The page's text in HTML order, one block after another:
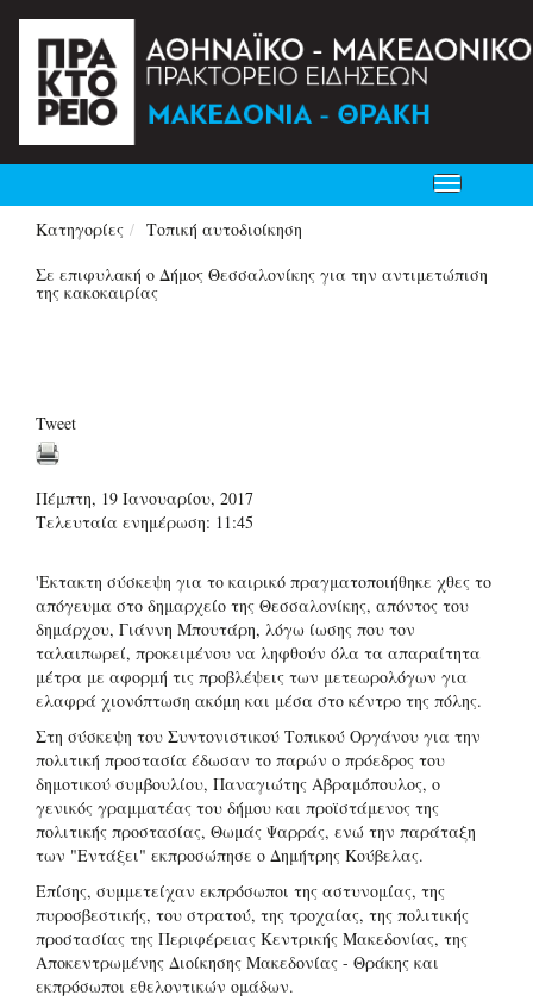
Toggle
navigation
Κατηγορίες
Τοπική αυτοδιοίκηση
Σε επιφυλακή ο Δήμος Θεσσαλονίκης για την αντιμετώπιση
της κακοκαιρίας
Tweet
Πέμπτη, 19 Ιανουαρίου, 2017
Τελευταία ενημέρωση: 11:45
'Εκτακτη σύσκεψη για το καιρικό πραγματοποιήθηκε χθες το
απόγευμα στο δημαρχείο της Θεσσαλονίκης, απόντος του
δημάρχου, Γιάννη Μπουτάρη, λόγω ίωσης που τον
ταλαιπωρεί, προκειμένου να ληφθούν όλα τα απαραίτητα
μέτρα με αφορμή τις προβλέψεις των μετεωρολόγων για
ελαφρά χιονόπτωση ακόμη και μέσα στο κέντρο της πόλης.
Στη σύσκεψη του Συντονιστικού Τοπικού Οργάνου για την
πολιτική προστασία έδωσαν το παρών ο πρόεδρος του
δημοτικού συμβουλίου, Παναγιώτης Αβραμόπουλος, ο
γενικός γραμματέας του δήμου και προϊστάμενος της
πολιτικής προστασίας, Θωμάς Ψαρράς, ενώ την παράταξη
των "Εντάξει" εκπροσώπησε ο Δημήτρης Κούβελας.
Επίσης, συμμετείχαν εκπρόσωποι της αστυνομίας, της
πυροσβεστικής, του στρατού, της τροχαίας, της πολιτικής
προστασίας της Περιφέρειας Κεντρικής Μακεδονίας, της
Αποκεντρωμένης Διοίκησης Μακεδονίας - Θράκης και
εκπρόσωποι εθελοντικών ομάδων.